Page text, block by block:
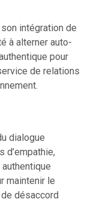
intégration de
à alterner auto-
pour
de relations
dialogue
d’empathie,
maintenir le
désaccord